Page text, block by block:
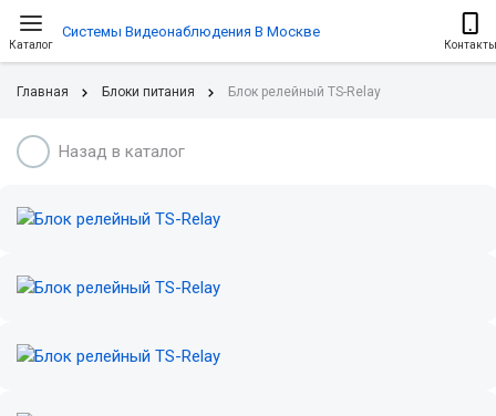
Каталог
Системы Видеонаблюдения В Москве
Контакты
Главная Блоки питания Блок релейный TS-Relay
Назад в каталог